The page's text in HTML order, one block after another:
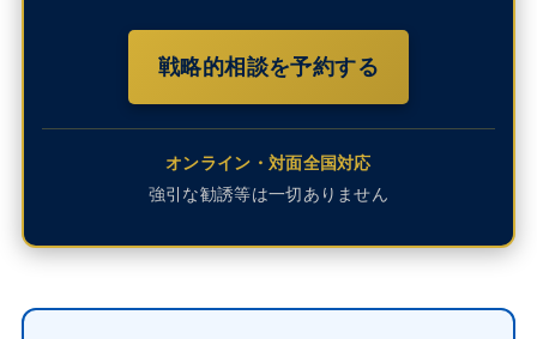
戦略的相談を予約する
オンライン・対面全国対応
強引な勧誘等は一切ありません